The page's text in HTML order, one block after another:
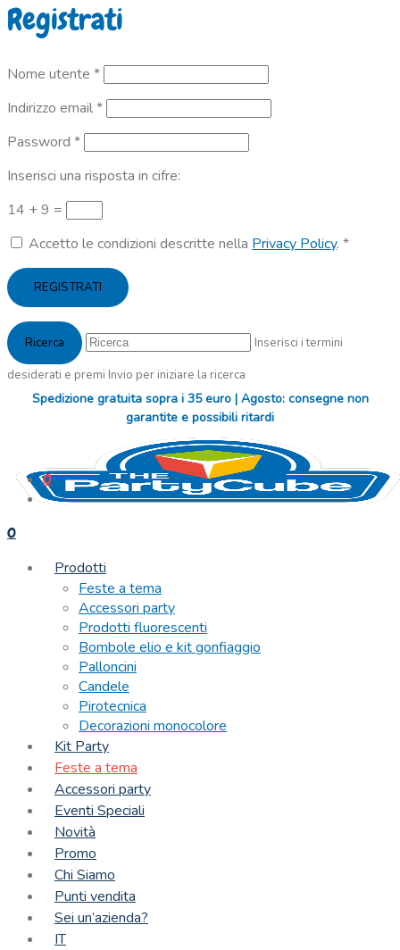
Registrati
Nome utente *Richiesto
Indirizzo email*Richiesto
Password *Richiesto
Inserisci una risposta in cifre:
14 + 9 =
Accetto le condizioni descritte nella Privacy Policy. *
REGISTRATI
Inserisci i termini
desiderati e premi Invio per iniziare la ricerca
Spedizione gratuita sopra i 35 euro | Agosto: consegne non
garantite e possibili ritardi
0
0
Prodotti
Feste a tema
Accessori party
Prodotti fluorescenti
Bombole elio e kit gonfiaggio
Palloncini
Candele
Pirotecnica
Decorazioni monocolore
Kit Party
Feste a tema
Accessori party
Eventi Speciali
Novità
Promo
Chi Siamo
Punti vendita
Sei un’azienda?
IT